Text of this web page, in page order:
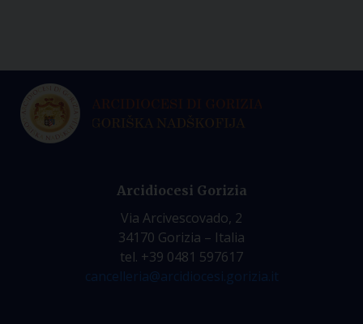
Arcidiocesi Gorizia
Via Arcivescovado, 2
34170 Gorizia – Italia
tel. +39 0481 597617
cancelleria@arcidiocesi.gorizia.it